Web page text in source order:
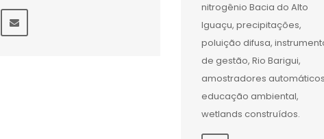
nitrogênio Bacia do Alto
Iguaçu, precipitações,
poluição difusa,
de gestão, Rio Barigui,
amostradores
educação ambiental,
wetlands construídos.